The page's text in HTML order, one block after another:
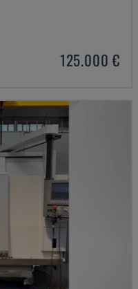
125.000 €